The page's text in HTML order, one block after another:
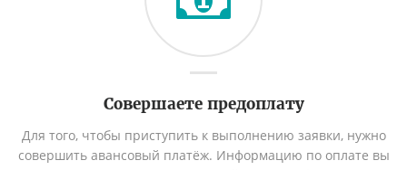
Совершаете предоплату
Для того, чтобы приступить к выполнению заявки, нужно
совершить авансовый платёж. Информацию по оплате вы